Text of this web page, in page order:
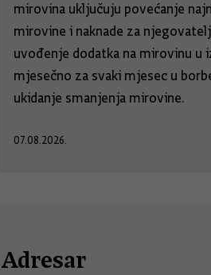
mirovina uključuju povećanje
mirovine i naknade za
uvođenje dodatka na mirovinu u
mjesečno za svaki mjesec u
ukidanje smanjenja mirovine.
07.08.2026.
Adresar